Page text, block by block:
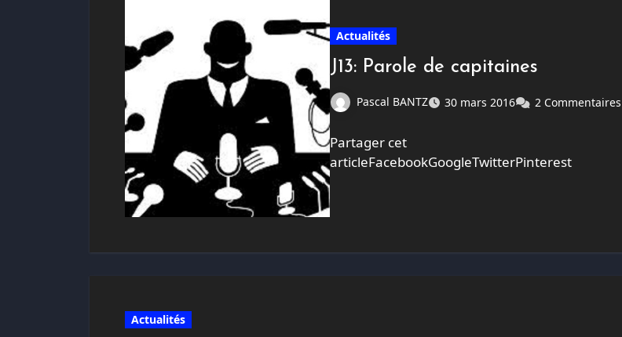
Actualités
J13: Parole de capitaines
Pascal BANTZ 30 mars 2016 2 Commentaires
Partager cet
articleFacebookGoogleTwitterPinterest
Actualités